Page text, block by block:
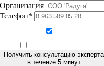
Организация
Телефон*
Получить консультацию эксперта
в течение 5 минут